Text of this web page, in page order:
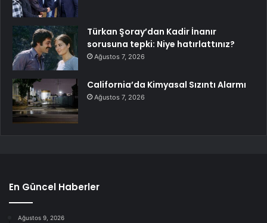
Türkan Şoray’dan Kadir İnanır
sorusuna tepki: Niye hatırlattınız?
Ağustos 7, 2026
California’da Kimyasal Sızıntı Alarmı
Ağustos 7, 2026
En Güncel Haberler
Ağustos 9, 2026